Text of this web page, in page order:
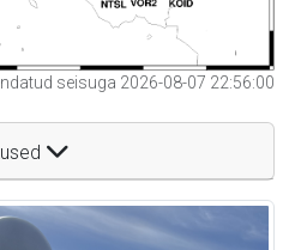
seisuga 2026-08-07 22:56:00